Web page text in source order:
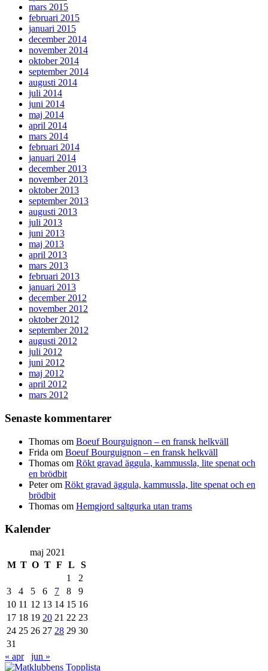
mars 2015
februari 2015
januari 2015
december 2014
november 2014
oktober 2014
september 2014
augusti 2014
juli 2014
juni 2014
maj 2014
april 2014
mars 2014
februari 2014
januari 2014
december 2013
november 2013
oktober 2013
september 2013
augusti 2013
juli 2013
juni 2013
maj 2013
april 2013
mars 2013
februari 2013
januari 2013
december 2012
november 2012
oktober 2012
september 2012
augusti 2012
juli 2012
juni 2012
maj 2012
april 2012
mars 2012
Senaste kommentarer
Thomas om Boeuf Bourguignon – en fransk helkväll
Frida om Boeuf Bourguignon – en fransk helkväll
Thomas om Rökt gravad äggula, kammussla, lite spenat och
en brödbit
Peterom Rökt gravad äggula, kammussla, lite spenat och en
brödbit
Thomas om Hemgjord saltgurka utan trams
Kalender
maj 2021
M T O T F L
S
1
2
3
4 5 6 7 8
9
10 11 12 13 14 15 16
17 18 19 20 21 22 23
24 25 26 27 28 29 30
31
« apr
jun »